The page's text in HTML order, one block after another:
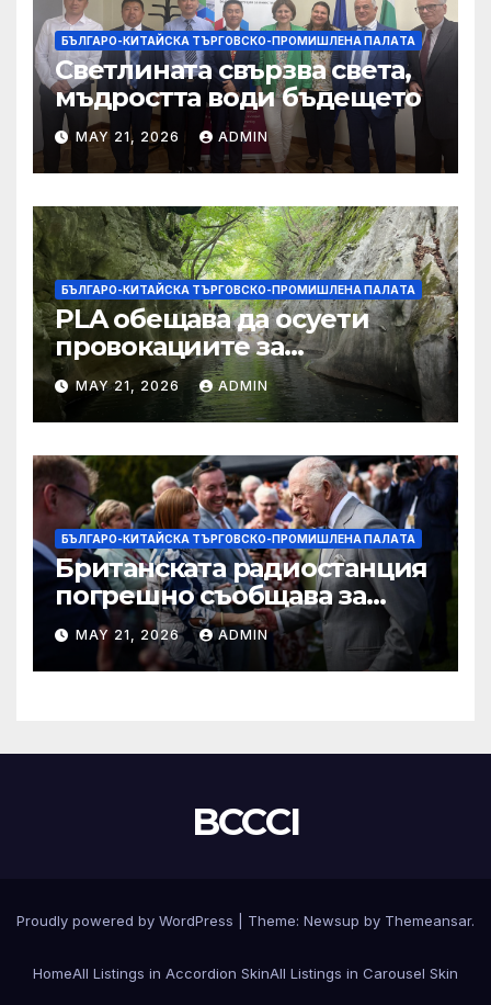
БЪЛГАРО-КИТАЙСКА ТЪРГОВСКО-ПРОМИШЛЕНА ПАЛAТА
Светлината свързва света,
мъдростта води бъдещето
MAY 21, 2026 ADMIN
БЪЛГАРО-КИТАЙСКА ТЪРГОВСКО-ПРОМИШЛЕНА ПАЛAТА
PLA обещава да осуети
провокациите за
„независимост на Тайван“.
MAY 21, 2026 ADMIN
БЪЛГАРО-КИТАЙСКА ТЪРГОВСКО-ПРОМИШЛЕНА ПАЛAТА
Британската радиостанция
погрешно съобщава за
смъртта на крал Чарлз
MAY 21, 2026 ADMIN
BCCCI
Proudly powered by WordPress Theme: Newsup by Themeansar.
HomeAll Listings in Accordion SkinAll Listings in Carousel Skin